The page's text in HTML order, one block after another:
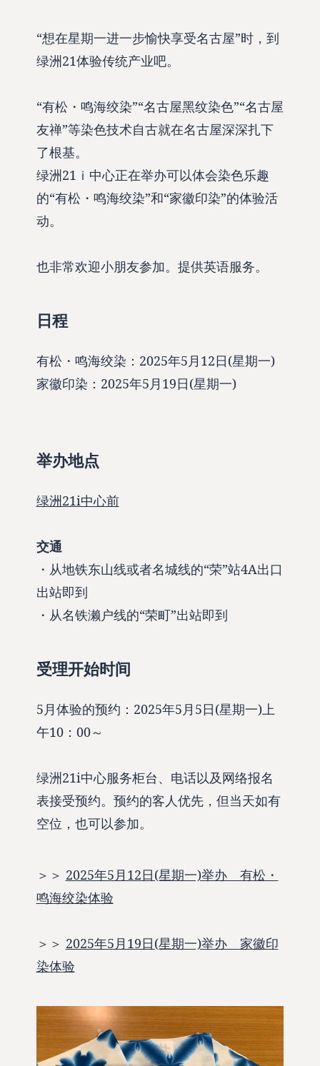
“想在星期一进一步愉快享受名古屋”时，到
绿洲21体验传统产业吧。
“有松・鸣海绞染”“名古屋黑纹染色”“名古屋
友禅”等染色技术自古就在名古屋深深扎下
了根基。
绿洲21ｉ中心正在举办可以体会染色乐趣
的“有松・鸣海绞染”和“家徽印染”的体验活
动。
也非常欢迎小朋友参加。提供英语服务。
日程
有松・鸣海绞染：2025年5月12日(星期一)
家徽印染：2025年5月19日(星期一)
举办地点
绿洲21i中心前
交通
・从地铁东山线或者名城线的“荣”站4A出口
出站即到
・从名铁濑户线的“荣町”出站即到
受理开始时间
5月体验的预约：2025年5月5日(星期一)上
午10：00～
绿洲21i中心服务柜台、电话以及网络报名
表接受预约。预约的客人优先，但当天如有
空位，也可以参加。
＞＞ 2025年5月12日(星期一)举办 有松・
鸣海绞染体验
＞＞ 2025年5月19日(星期一)举办 家徽印
染体验